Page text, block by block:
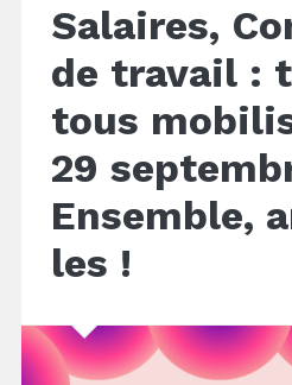
Salaires,
de travail :
tous
29
Ensemble,
les !